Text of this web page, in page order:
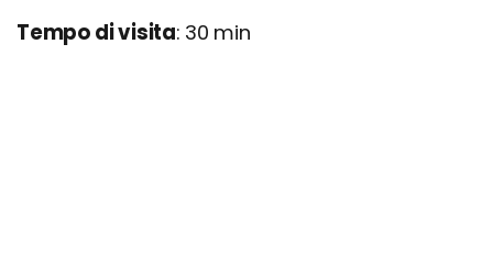
Tempo di visita: 30 min